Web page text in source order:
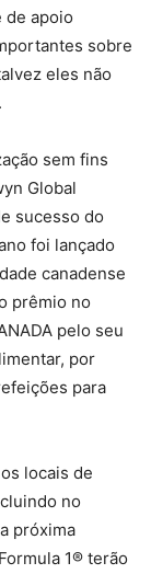
de apoio
sobre
eles não
sem fins
Global
sucesso do
foi lançado
canadense
prêmio no
pelo seu
por
para
locais de
no
próxima
1® terão